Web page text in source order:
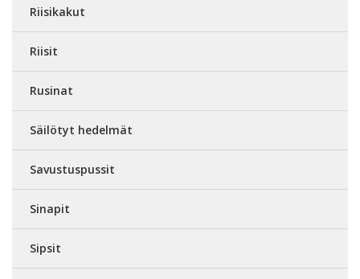
Riisikakut
Riisit
Rusinat
Säilötyt hedelmät
Savustuspussit
Sinapit
Sipsit